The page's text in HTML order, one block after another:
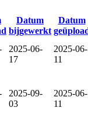
Datum
bijgewerkt
Datum
2025-06-
17
2025-06-
11
2025-09-
03
2025-06-
11